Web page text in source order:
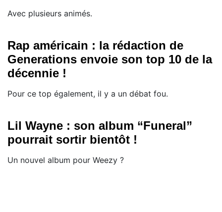
Avec plusieurs animés.
Rap américain : la rédaction de
Generations envoie son top 10 de la
décennie !
Pour ce top également, il y a un débat fou.
Lil Wayne : son album “Funeral”
pourrait sortir bientôt !
Un nouvel album pour Weezy ?